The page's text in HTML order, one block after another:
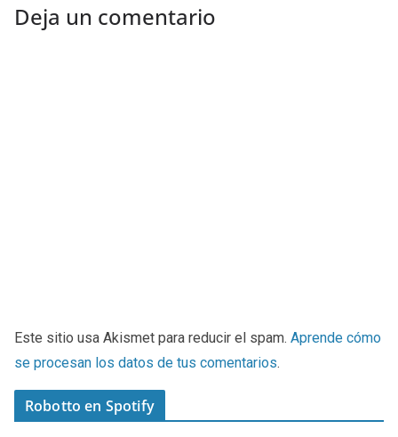
Deja un comentario
Este sitio usa Akismet para reducir el spam. Aprende cómo
se procesan los datos de tus comentarios.
Robotto en Spotify